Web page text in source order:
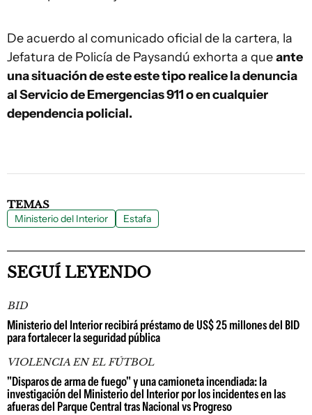
De acuerdo al comunicado oficial de la cartera, la
Jefatura de Policía de Paysandú exhorta a queante
una situación de este este tipo realice la denuncia
al Servicio de Emergencias 911 o en cualquier
dependencia policial.
TEMAS
Ministerio del Interior Estafa
SEGUÍ LEYENDO
BID
Ministerio del Interior recibirá préstamo de US$ 25 millones del BID
para fortalecer la seguridad pública
VIOLENCIA EN EL FÚTBOL
"Disparos de arma de fuego" y una camioneta incendiada: la
investigación del Ministerio del Interior por los incidentes en las
afueras del Parque Central tras Nacional vs Progreso